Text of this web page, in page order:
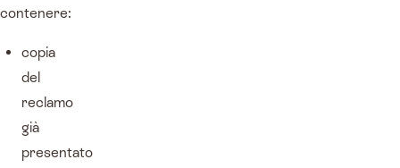
contenere:
copia
del
reclamo
già
presentato